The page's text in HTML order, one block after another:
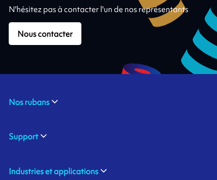
N'hésitez pas à contacter l'un de nos représentants
Nous contacter
Nos rubans
Support
Industries et applications